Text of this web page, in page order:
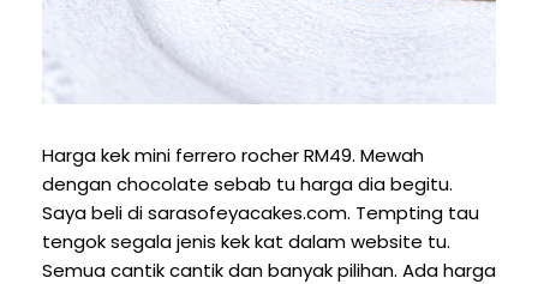
Harga kek mini ferrero rocher RM49. Mewah
dengan chocolate sebab tu harga dia begitu.
Saya beli di sarasofeyacakes.com. Tempting tau
tengok segala jenis kek kat dalam website tu.
Semua cantik cantik dan banyak pilihan. Ada harga